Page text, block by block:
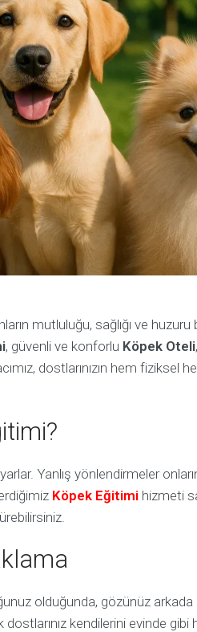
mutluluğu, sağlığı ve
, güvenli ve konforlu Köpek Oteli
dostlarınızın hem fiziksel
Yanlış yönlendirmeler onların
Köpek Eğitimi hizmeti
olduğunda, gözünüz
kendilerini evinde